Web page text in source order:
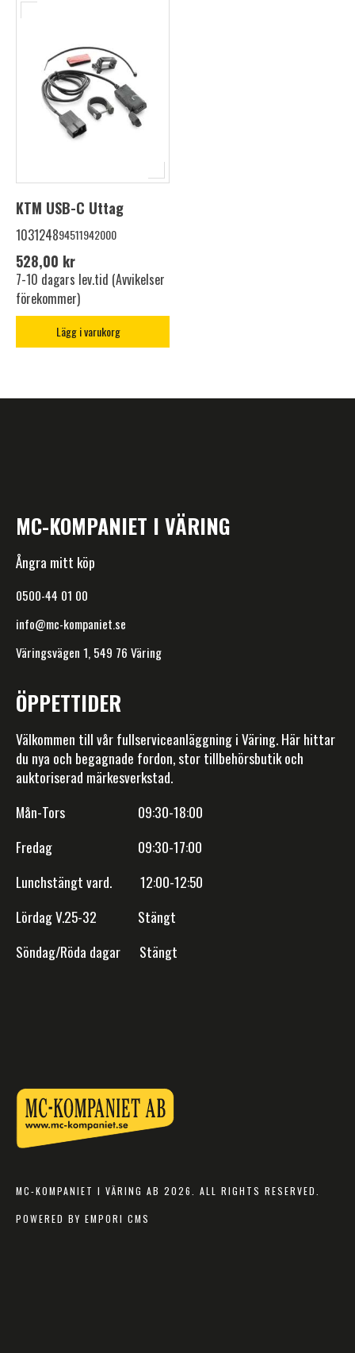
KTM USB-C Uttag
103124894511942000
528,00 kr
7-10 dagars lev.tid (Avvikelser
förekommer)
Lägg i varukorg
MC-KOMPANIET I VÄRING
Ångra mitt köp
0500-44 01 00
info@mc-kompaniet.se
Väringsvägen 1, 549 76 Väring
ÖPPETTIDER
Välkommen till vår fullserviceanläggning i Väring. Här hittar
du nya och begagnade fordon, stor tillbehörsbutik och
auktoriserad märkesverkstad.
Mån-Tors 09:30-18:00
Fredag 09:30-17:00
Lunchstängt vard. 12:00-12:50
Lördag V.25-32 Stängt
Söndag/Röda dagar Stängt
MC-KOMPANIET I VÄRING AB 2026. ALL RIGHTS RESERVED.
POWERED BY EMPORI CMS